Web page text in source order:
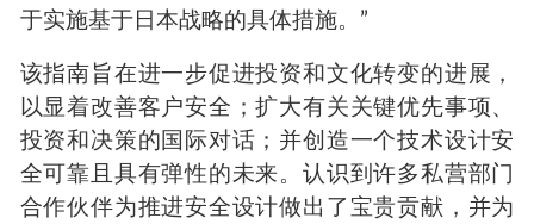
于实施基于日本战略的具体措施。”
该指南旨在进一步促进投资和文化转变的进展，
以显着改善客户安全；扩大有关关键优先事项、
投资和决策的国际对话；并创造一个技术设计安
全可靠且具有弹性的未来。认识到许多私营部门
合作伙伴为推进安全设计做出了宝贵贡献，并为